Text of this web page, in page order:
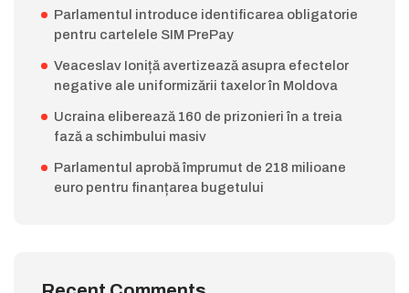
Parlamentul introduce identificarea obligatorie
pentru cartelele SIM PrePay
Veaceslav Ioniță avertizează asupra efectelor
negative ale uniformizării taxelor în Moldova
Ucraina eliberează 160 de prizonieri în a treia
fază a schimbului masiv
Parlamentul aprobă împrumut de 218 milioane
euro pentru finanțarea bugetului